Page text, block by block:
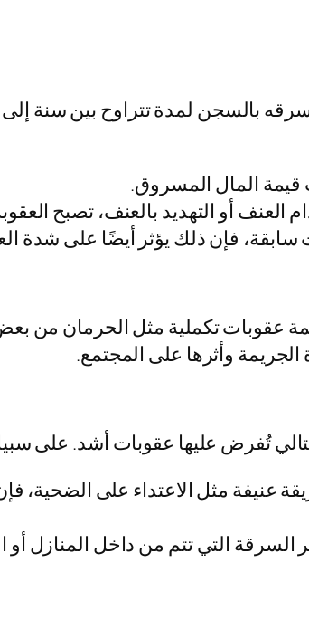
عقوبة السرقه بالسجن لمدة تتراوح
قيمة المال المسروق.
العنف أو التهديد بالعنف، تصبح
فإن ذلك يؤثر أيضًا على شدة
عقوبات تكملية مثل الحرمان من
وأثرها على المجتمع.
تُفرض عليها عقوبات أشد. على
عنيفة مثل الاعتداء على
السرقة التي تتم من داخل المنازل أو